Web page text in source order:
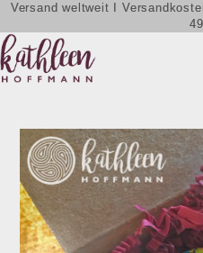
Versand weltweit I